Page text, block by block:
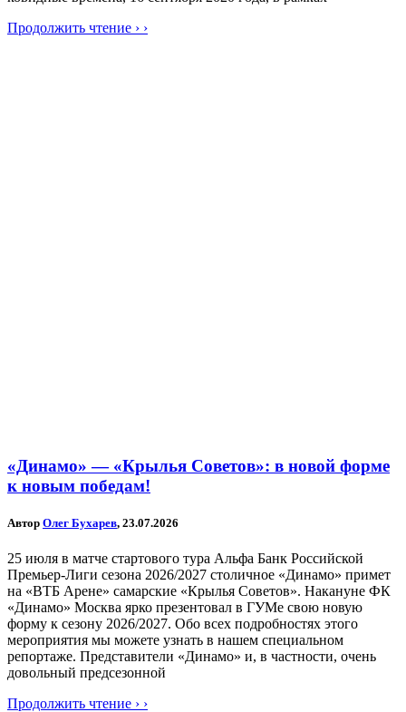
Продолжить чтение › ›
«Динамо» — «Крылья Советов»: в новой форме
к новым победам!
Автор Олег Бухарев, 23.07.2026
25 июля в матче стартового тура Альфа Банк Российской
Премьер-Лиги сезона 2026/2027 столичное «Динамо» примет
на «ВТБ Арене» самарские «Крылья Советов». Накануне ФК
«Динамо» Москва ярко презентовал в ГУМе свою новую
форму к сезону 2026/2027. Обо всех подробностях этого
мероприятия мы можете узнать в нашем специальном
репортаже. Представители «Динамо» и, в частности, очень
довольный предсезонной
Продолжить чтение › ›